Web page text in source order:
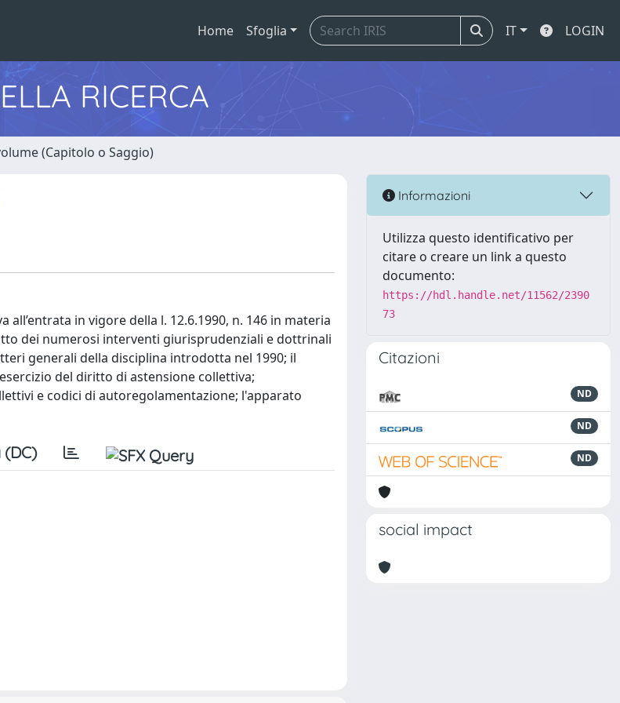
Home Sfoglia IT LOGIN
RICERCA
(Capitolo o Saggio)
in vigore della l. 12.6.1990, n. 146 in materia
dei numerosi interventi giurisprudenziali e dottrinali
generali della disciplina introdotta nel 1990; il
del diritto di astensione collettiva;
e codici di autoregolamentazione; l'apparato
Informazioni
Utilizza questo identificativo per
citare o creare un link a questo
documento:
https://hdl.handle.net/11562/2390
73
Citazioni
ND
ND
ND
social impact